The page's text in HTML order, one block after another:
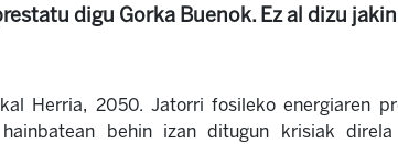
digu Gorka Buenok. Ez al dizu
Herria, 2050. Jatorri fosileko energiaren
hainbatean behin izan ditugun krisiak